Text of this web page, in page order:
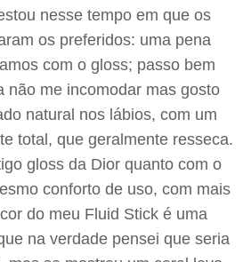
nesse tempo em que os
os preferidos: uma pena
com o gloss; passo bem
não me incomodar mas gosto
natural nos lábios, com um
total, que geralmente resseca.
gloss da Dior quanto com o
conforto de uso, com mais
do meu Fluid Stick é uma
na verdade pensei que seria